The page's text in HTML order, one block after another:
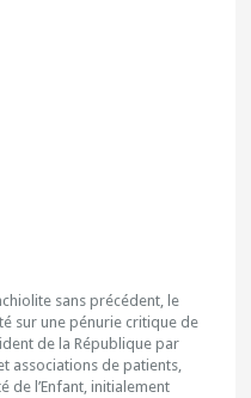
sans précédent, le
sur une pénurie critique de
de la République par
associations de patients,
de l’Enfant, initialement